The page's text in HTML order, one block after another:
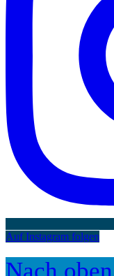
Auf Instagram folgen
Nach